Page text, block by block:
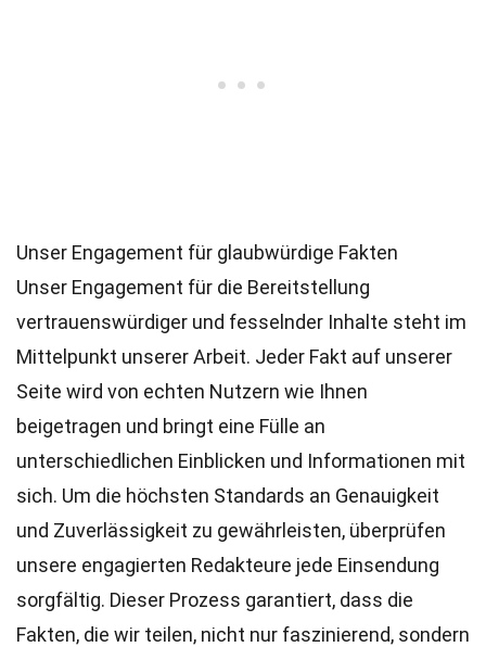
Unser Engagement für glaubwürdige Fakten
Unser Engagement für die Bereitstellung
vertrauenswürdiger und fesselnder Inhalte steht im
Mittelpunkt unserer Arbeit. Jeder Fakt auf unserer
Seite wird von echten Nutzern wie Ihnen
beigetragen und bringt eine Fülle an
unterschiedlichen Einblicken und Informationen mit
sich. Um die höchsten Standards an Genauigkeit
und Zuverlässigkeit zu gewährleisten, überprüfen
unsere engagierten Redakteure jede Einsendung
sorgfältig. Dieser Prozess garantiert, dass die
Fakten, die wir teilen, nicht nur faszinierend, sondern